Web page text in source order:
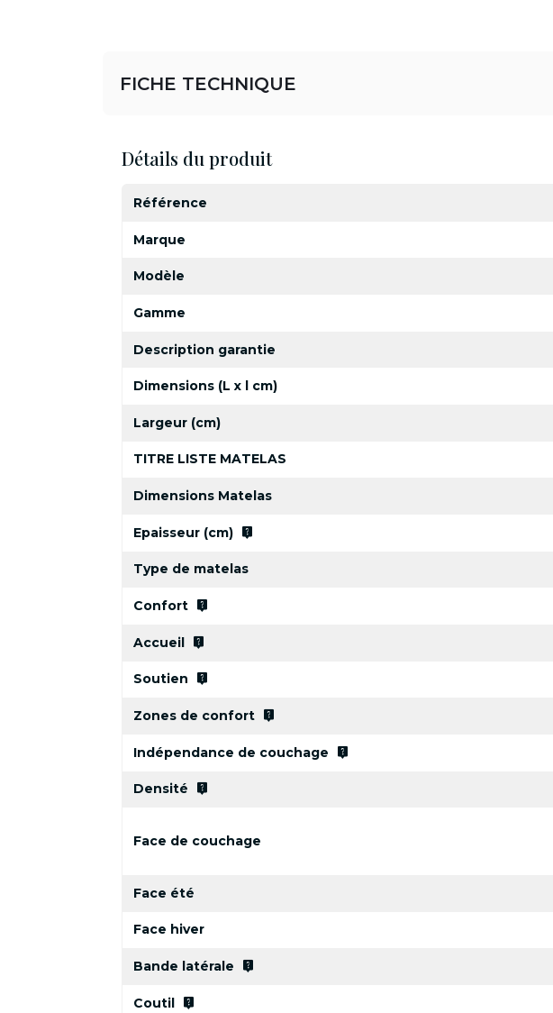
FICHE TECHNIQUE
Détails du produit
Référence
Marque
Modèle
Gamme
Description garantie
Dimensions (L x l cm)
Largeur (cm)
TITRE LISTE MATELAS
Dimensions Matelas
Epaisseur (cm) live_help
Type de matelas
Confort live_help
Accueil live_help
Soutien live_help
Zones de confort live_help
Indépendance de couchage live_help
Densité live_help
Face de couchage
Face été
Face hiver
Bande latérale live_help
Coutil live_help